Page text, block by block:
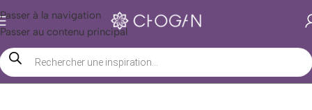
Passer à la navigation
Passer au contenu principal
Accueil/ Boutique Chogan/ Beauté/ Maquillage/ Yeux